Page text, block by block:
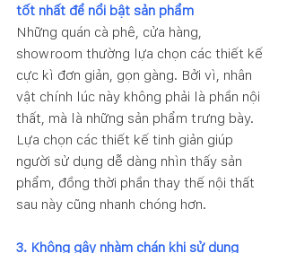
tốt nhất để nổi bật sản phẩm
Những quán cà phê, cửa hàng,
showroom thường lựa chọn các thiết kế
cực kì đơn giản, gọn gàng. Bởi vì, nhân
vật chính lúc này không phải là phần nội
thất, mà là những sản phẩm trưng bày.
Lựa chọn các thiết kế tinh giản giúp
người sử dụng dễ dàng nhìn thấy sản
phẩm, đồng thời phần thay thế nội thất
sau này cũng nhanh chóng hơn.
3. Không gây nhàm chán khi sử dụng